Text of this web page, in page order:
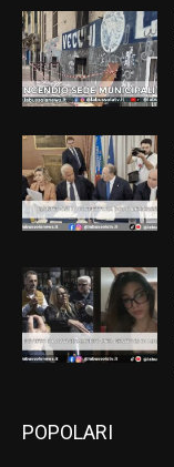
POPOLARI